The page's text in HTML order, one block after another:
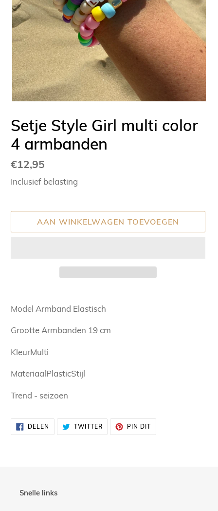
Setje Style Girl multi color
4 armbanden
Normale
prijs
€12,95
Inclusief belasting
AAN WINKELWAGEN TOEVOEGEN
toegevoegen
uw
Model Armband Elastisch
Grootte Armbanden 19 cm
KleurMulti
MateriaalPlasticStijl
Trend - seizoen
DELEN DELEN
FACEBOOK
TWITTERTWITTEREN
OP
TWITTER
PIN DITPINNEN
PINTEREST
Snelle links